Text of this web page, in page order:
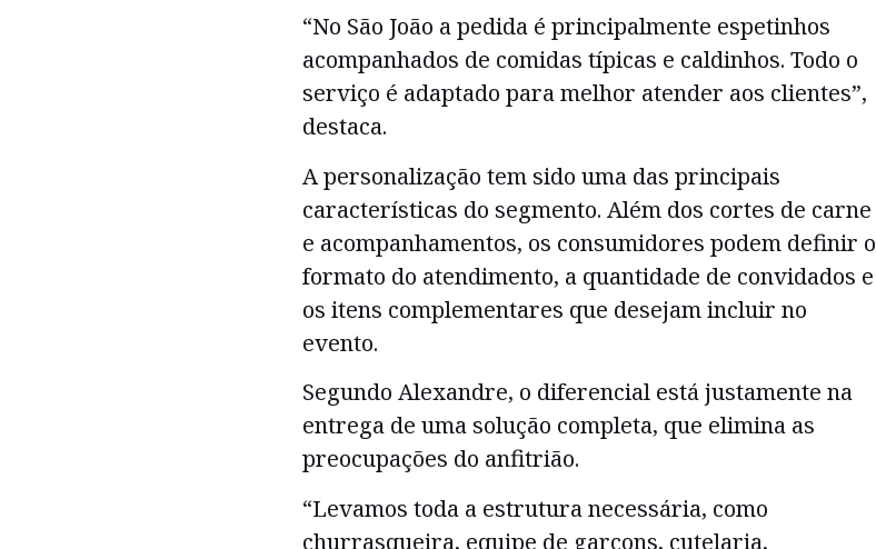
“No São João a pedida é principalmente espetinhos
acompanhados de comidas típicas e caldinhos. Todo o
serviço é adaptado para melhor atender aos clientes”,
destaca.
A personalização tem sido uma das principais
características do segmento. Além dos cortes de carne
e acompanhamentos, os consumidores podem definir o
formato do atendimento, a quantidade de convidados e
os itens complementares que desejam incluir no
evento.
Segundo Alexandre, o diferencial está justamente na
entrega de uma solução completa, que elimina as
preocupações do anfitrião.
“Levamos toda a estrutura necessária, como
churrasqueira, equipe de garçons, cutelaria,